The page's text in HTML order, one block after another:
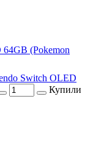
(Pokemon
Switch OLED
Купили